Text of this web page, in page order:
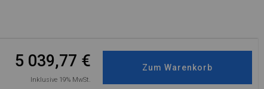
5 039,77 €
Inklusive 19% MwSt.